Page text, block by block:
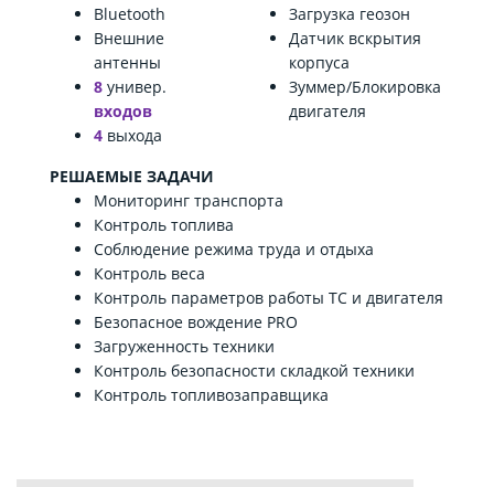
Bluetooth
Внешние
антенны
8 универ.
входов
4 выхода
Загрузка геозон
Датчик вскрытия
корпуса
Зуммер/Блокировка
двигателя
РЕШАЕМЫЕ ЗАДАЧИ
Мониторинг транспорта
Контроль топлива
Соблюдение режима труда и отдыха
Контроль веса
Контроль параметров работы ТС и двигателя
Безопасное вождение PRO
Загруженность техники
Контроль безопасности складкой техники
Контроль топливозаправщика